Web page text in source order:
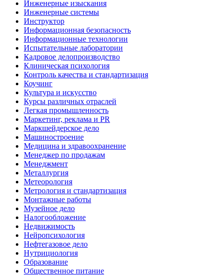
Инженерные изыскания
Инженерные системы
Инструктор
Информационная безопасность
Информационные технологии
Испытательные лаборатории
Кадровое делопроизводство
Клиническая психология
Контроль качества и стандартизация
Коучинг
Культура и искусство
Курсы различных отраслей
Легкая промышленность
Маркетинг, реклама и PR
Маркшейдерское дело
Машиностроение
Медицина и здравоохранение
Менеджер по продажам
Менеджмент
Металлургия
Метеорология
Метрология и стандартизация
Монтажные работы
Музейное дело
Налогообложение
Недвижимость
Нейропсихология
Нефтегазовое дело
Нутрициология
Образование
Общественное питание